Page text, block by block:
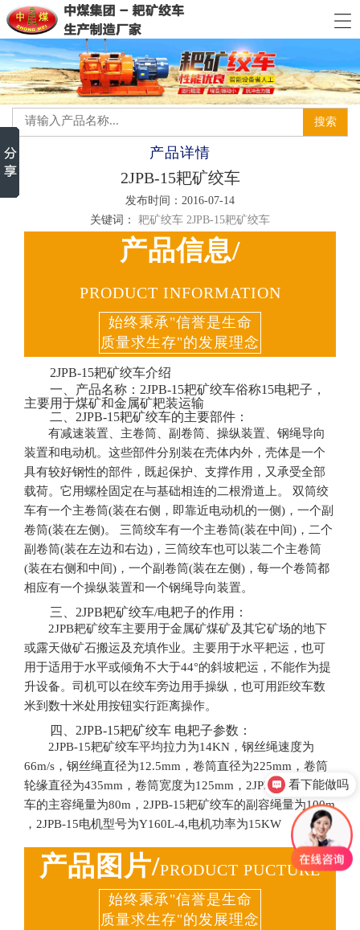
产品详情
2JPB-15耙矿绞车
发布时间：2016-07-14
关键词： 耙矿绞车 2JPB-15耙矿绞车
产品信息/
PRODUCT INFORMATION
始终秉承"信誉是生命
质量求生存"的发展理念
2JPB-15耙矿绞车介绍
一、产品名称：2JPB-15耙矿绞车俗称15电耙子，
主要用于煤矿和金属矿耙装运输
二、2JPB-15耙矿绞车的主要部件：
有减速装置、主卷筒、副卷筒、操纵装置、钢绳导向
装置和电动机。这些部件分别装在壳体内外，壳体是一个
具有较好钢性的部件，既起保护、支撑作用，又承受全部
载荷。它用螺栓固定在与基础相连的二根滑道上。 双筒绞
车有一个主卷筒(装在右侧，即靠近电动机的一侧)，一个副
卷筒(装在左侧)。 三筒绞车有一个主卷筒(装在中间)，二个
副卷筒(装在左边和右边)，三筒绞车也可以装二个主卷筒
(装在右侧和中间)，一个副卷筒(装在左侧)，每一个卷筒都
相应有一个操纵装置和一个钢绳导向装置。
三、2JPB耙矿绞车/电耙子的作用：
2JPB耙矿绞车主要用于金属矿煤矿及其它矿场的地下
或露天做矿石搬运及充填作业。主要用于水平耙运，也可
用于适用于水平或倾角不大于44°的斜坡耙运，不能作为提
升设备。司机可以在绞车旁边用手操纵，也可用距绞车数
米到数十米处用按钮实行距离操作。
四、2JPB-15耙矿绞车 电耙子参数：
2JPB-15耙矿绞车平均拉力为14KN，钢丝绳速度为
66m/s，钢丝绳直径为12.5mm，卷筒直径为225mm，卷筒
轮缘直径为435mm，卷筒宽度为125mm，2JPB-15耙矿绞
车的主容绳量为80m，2JPB-15耙矿绞车的副容绳量为100m
，2JPB-15电机型号为Y160L-4,电机功率为15KW
产品图片/PRODUCT PUCTURE
始终秉承"信誉是生命
质量求生存"的发展理念
看下能做吗